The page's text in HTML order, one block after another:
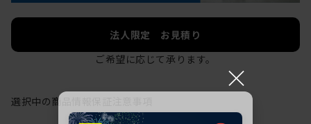
法人限定 お見積り
ご希望に応じて承ります。
選択中の商品情報
×